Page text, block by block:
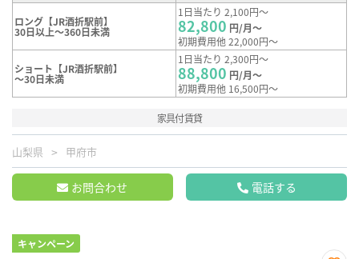
ロング【JR酒折駅前】
30日以上～360日未満
1日当たり 2,100円～
82,800 円/月～
初期費用他 22,000円～
ショート【JR酒折駅前】
～30日未満
1日当たり 2,300円～
88,800 円/月～
初期費用他 16,500円～
家具付賃貸
山梨県 甲府市
お問合わせ 電話する
キャンペーン